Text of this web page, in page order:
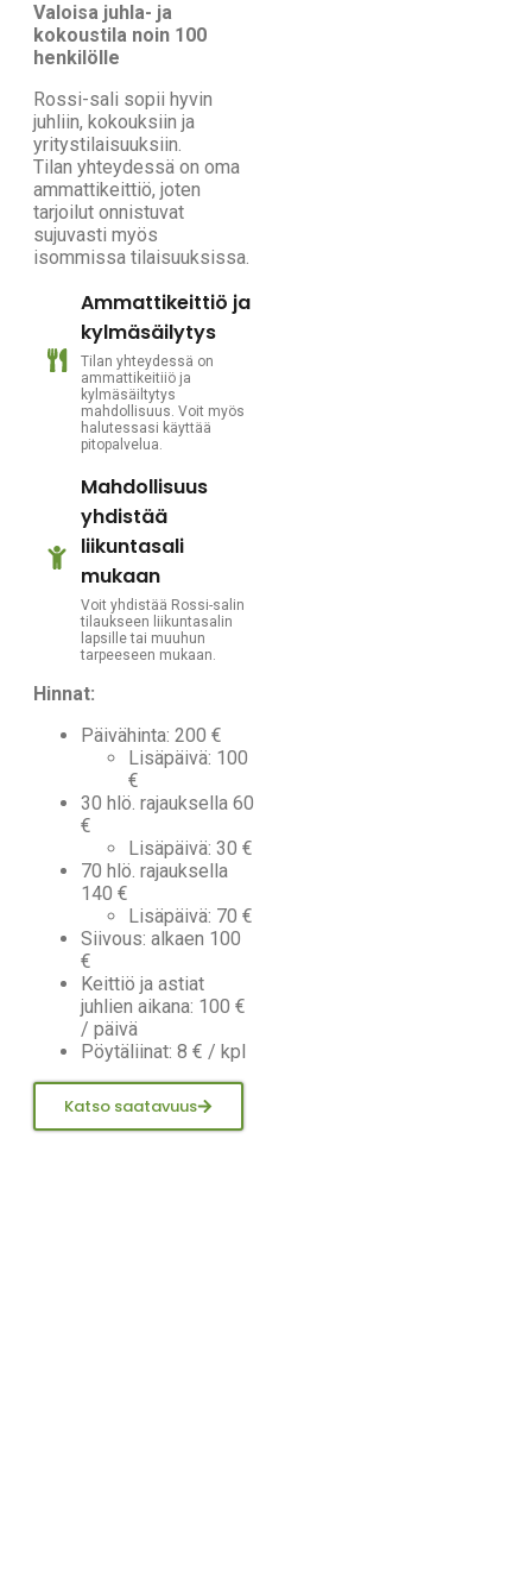
Valoisa juhla- ja
kokoustila noin 100
henkilölle
Rossi-sali sopii hyvin
juhliin, kokouksiin ja
yritystilaisuuksiin.
Tilan yhteydessä on oma
ammattikeittiö, joten
tarjoilut onnistuvat
sujuvasti myös
isommissa tilaisuuksissa.
Ammattikeittiö ja
kylmäsäilytys
Tilan yhteydessä on
ammattikeitiiö ja
kylmäsäiltytys
mahdollisuus. Voit myös
halutessasi käyttää
pitopalvelua.
Mahdollisuus
yhdistää
liikuntasali
mukaan
Voit yhdistää Rossi-salin
tilaukseen liikuntasalin
lapsille tai muuhun
tarpeeseen mukaan.
Hinnat:
Päivähinta: 200 €
Lisäpäivä: 100
€
30 hlö. rajauksella 60
€
Lisäpäivä: 30 €
70 hlö. rajauksella
140 €
Lisäpäivä: 70 €
Siivous: alkaen 100
€
Keittiö ja astiat
juhlien aikana: 100 €
/ päivä
Pöytäliinat: 8 € / kpl
Katso saatavuus